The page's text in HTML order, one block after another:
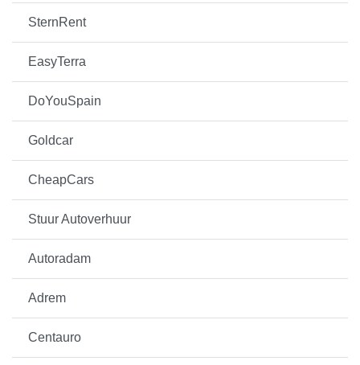
SternRent
EasyTerra
DoYouSpain
Goldcar
CheapCars
Stuur Autoverhuur
Autoradam
Adrem
Centauro